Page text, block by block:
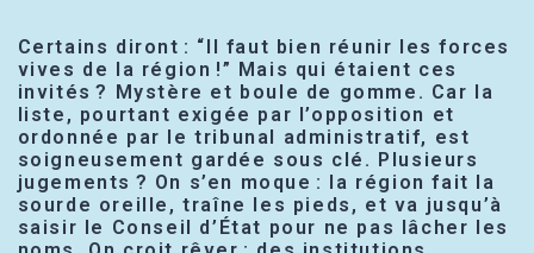
Certains diront : “Il faut bien réunir les forces
vives de la région !” Mais qui étaient ces
invités ? Mystère et boule de gomme. Car la
liste, pourtant exigée par l’opposition et
ordonnée par le tribunal administratif, est
soigneusement gardée sous clé. Plusieurs
jugements ? On s’en moque : la région fait la
sourde oreille, traîne les pieds, et va jusqu’à
saisir le Conseil d’État pour ne pas lâcher les